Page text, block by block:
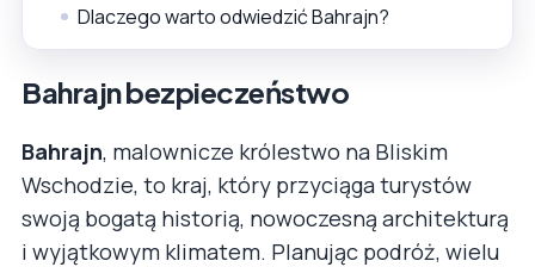
Dlaczego warto odwiedzić Bahrajn?
Bahrajn bezpieczeństwo
Bahrajn, malownicze królestwo na Bliskim
Wschodzie, to kraj, który przyciąga turystów
swoją bogatą historią, nowoczesną architekturą
i wyjątkowym klimatem. Planując podróż, wielu